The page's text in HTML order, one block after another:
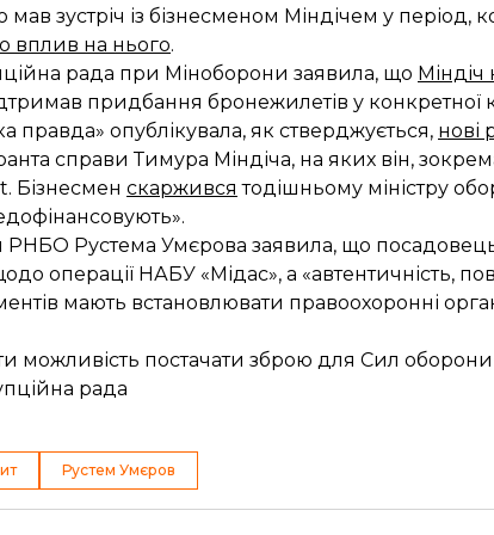
зустріч із бізнесменом Міндічем у
вплив на нього.
рада при Міноборони заявила, що Міндіч
придбання бронежилетів у конкретної
правда» опублікувала, як стверджується, нові
справи Тимура Міндіча, на яких він,
Бізнесмен скаржився тодішньому міністру
РНБО Рустема Умєрова заявила, що
операції НАБУ «Мідас», а «автентичність,
мають встановлювати правоохоронні
можливість постачати зброю для Сил оборони
рада
Рустем Умєров